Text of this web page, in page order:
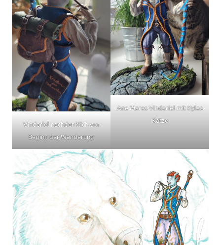
Vindariel nachdenklich vor
Beginn der Wanderung
Ane Mares Vindariel mit Kylas
Katze